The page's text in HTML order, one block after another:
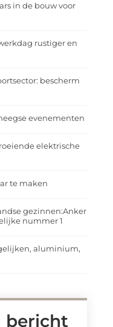
in de bouw voor
rustiger en
bescherm
evenementen
elektrische
te maken
gezinnen:Anker
nummer 1
aluminium,
bericht